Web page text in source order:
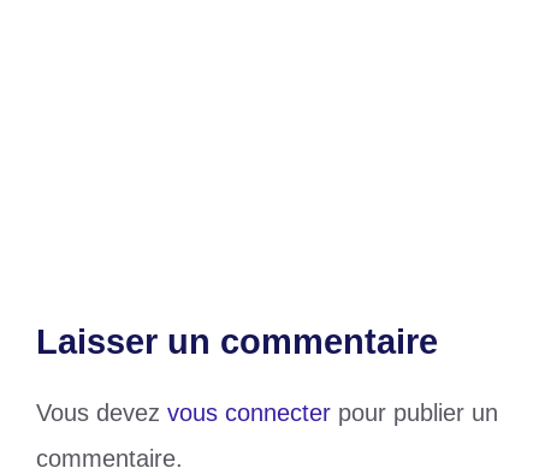
Laisser un commentaire
Vous devez vous connecter pour publier un
commentaire.